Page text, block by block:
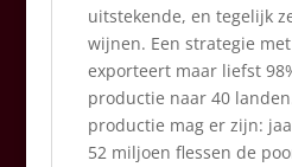
uitstekende, en tegelijk
wijnen. Een strategie
exporteert maar liefst
productie naar 40
productie mag er zijn:
52 miljoen flessen de